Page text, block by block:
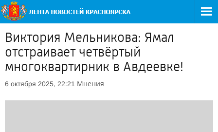
Виктория Мельникова: Ямал
отстраивает четвёртый
многоквартирник в Авдеевке!
6 октября 2025, 22:21 Мнения